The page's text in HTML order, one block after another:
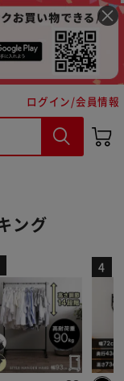
ログイン/会員情報
ング